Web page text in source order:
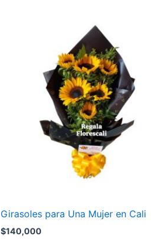
Girasoles para Una Mujer en Cali
$140,000